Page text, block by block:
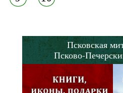
Псковская
Псково-